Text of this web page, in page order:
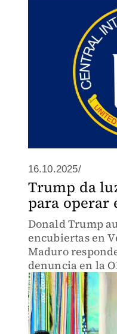
16.10.2025/
Trump da
para operar
Donald Trump
encubiertas en
Maduro
denuncia en la